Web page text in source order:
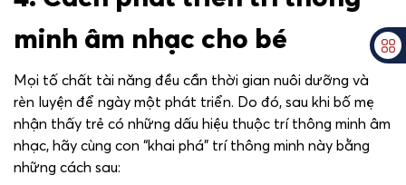
minh âm nhạc cho bé
Mọi tố chất tài năng đều cần thời gian nuôi dưỡng và
rèn luyện để ngày một phát triển. Do đó, sau khi bố mẹ
nhận thấy trẻ có những dấu hiệu thuộc trí thông minh âm
nhạc, hãy cùng con “khai phá” trí thông minh này bằng
những cách sau: